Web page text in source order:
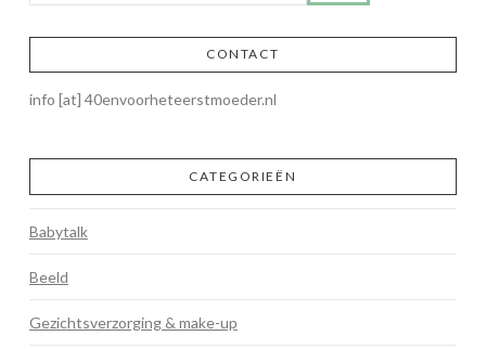
CONTACT
info [at] 40envoorheteerstmoeder.nl
CATEGORIEËN
Babytalk
Beeld
Gezichtsverzorging & make-up